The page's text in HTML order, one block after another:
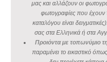
μας και αλλάζουν οι
φωτογραφίες που έχουν
καταλόγου είναι
σας στα Ελληνικά ή στα
Προιόντα με τοπωνύμιο
παραμένει το εικαστικό